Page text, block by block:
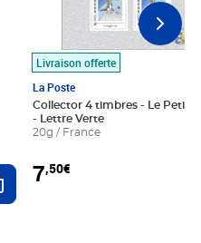
Ajouter au panier
Livraison offerte
La Poste
Collector 4 timbres - Le Petit
- Lettre Verte
20g / France
7,50€